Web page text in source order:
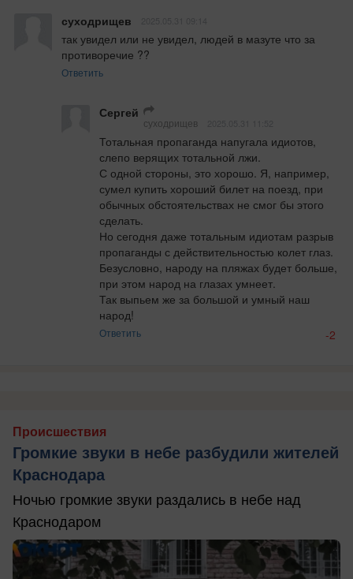
суходрищев
так увидел или не увидел, людей в мазуте что за
противоречие ??
Ответить
Сергей
суходрищев
Тотальная пропаганда напугала идиотов,
слепо верящих тотальной лжи.
С одной стороны, это хорошо. Я, например,
сумел купить хороший билет на поезд, при
обычных обстоятельствах не смог бы этого
сделать.
Но сегодня даже тотальным идиотам разрыв
пропаганды с действительностью колет глаз.
Безусловно, народу на пляжах будет больше,
при этом народ на глазах умнеет.
Так выпьем же за большой и умный наш
народ!
Ответить -2
Происшествия
Громкие звуки в небе разбудили жителей
Краснодара
Ночью громкие звуки раздались в небе над
Краснодаром